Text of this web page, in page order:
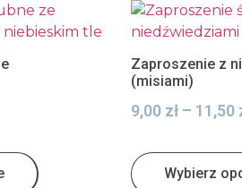
Zaproszenie z
(misiami)
9,00 zł – 11,50
Wybierz